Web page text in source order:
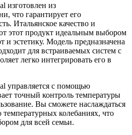
изготовлен из
что гарантирует его
Итальянское качество и
этот продукт идеальным выбором
и эстетику. Модель предназначена
для встраиваемых систем с
легко интегрировать его в
управляется с помощью
точный контроль температуры
Вы сможете наслаждаться
колебаниях, что
для всей семьи.